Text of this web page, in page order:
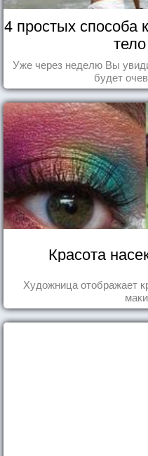
4 простых способа
Уже через неделю Вы
будет
Красота
Художница отображает